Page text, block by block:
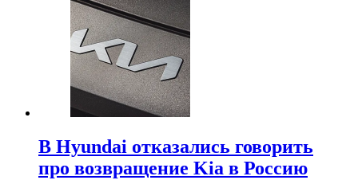
В Hyundai отказались говорить
про возвращение Kia в Россию